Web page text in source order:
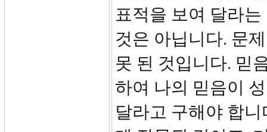
표적을 보여 달라
것은 아닙니다. 문
못 된 것입니다. 믿
하여 나의 믿음이
달라고 구해야 합